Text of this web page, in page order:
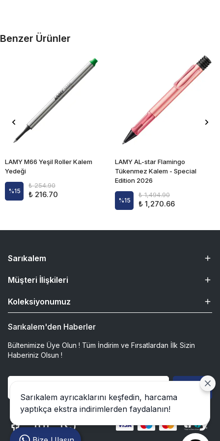
Benzer Ürünler
LAMY M66 Yeşil Roller Kalem
Yedeği
%15
₺ 254.90
₺ 216.70
LAMY AL-star Flamingo
Tükenmez Kalem - Special
Edition 2026
%15
₺ 1,494.90
₺ 1,270.66
Sarıkalem
Müşteri İlişkileri
Koleksiyonumuz
Sarıkalem'den Haberler
Bültenimize Üye Olun ! Tüm İndirim ve Fırsatlardan İlk Sizin
Haberiniz Olsun !
Gönder
Sarıkalem ayrıcaklarını keşfedin, harcama
yaptıkça ekstra indirimlerden faydalanın!